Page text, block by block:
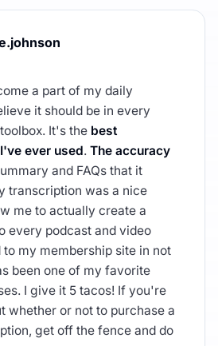
a part of my daily
it should be in every
It's the best
ever used. The accuracy
and FAQs that it
transcription was a nice
me to actually create a
every podcast and video
to my membership site in not
been one of my favorite
I give it 5 tacos! If you're
whether or not to purchase a
get off the fence and do